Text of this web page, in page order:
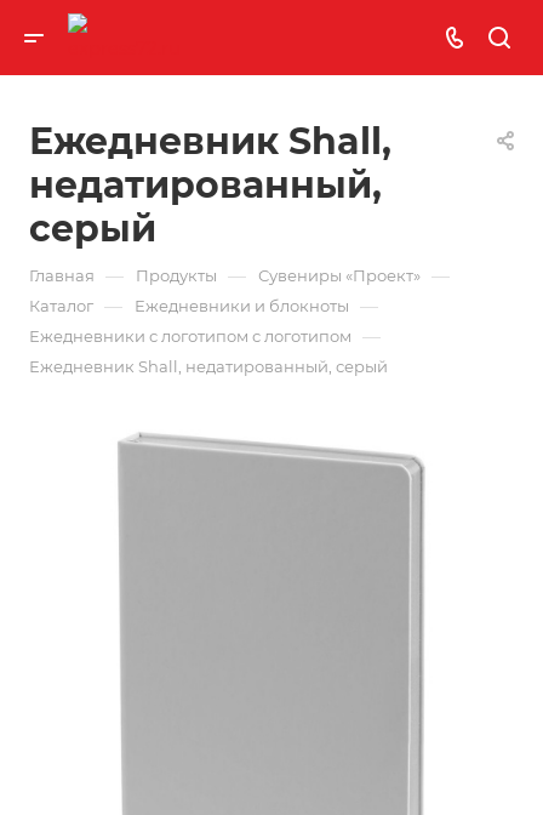
Ежедневник Shall,
недатированный,
серый
Главная — Продукты — Сувениры «Проект» —
Каталог — Ежедневники и блокноты —
Ежедневники с логотипом с логотипом —
Ежедневник Shall, недатированный, серый